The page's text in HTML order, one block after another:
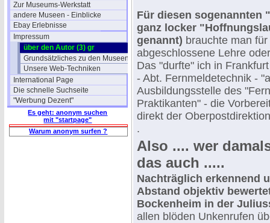
Zur Museums-Werkstatt
andere Museen - Einblicke
Ebay Erlebnisse
Impressum
über den Autor (3) gr
Grundsätzliches zu den Museen
Unsere Web-Techniken
International Page
Die schnelle Suchseite
"Werbung Dezent"
Es geht: anonym suchen
mit "startpage"
Warum anonym surfen ?
Für diesen sogenannten
ganz locker
genannt) brauchte man
abgeschlossene Lehre
Das "durfte" ich in
- Abt. Fernmeldetechnik -
Ausbildungsstelle des
Praktikanten" - die
direkt der
.
Also .... wer
das auch .....
Nachträglich erkennend
Abstand objektiv
Bockenheim in der
allen blöden Unkenrufen